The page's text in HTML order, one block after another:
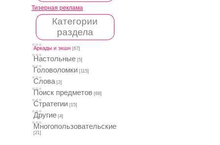
Тизерная реклама
Категории
раздела
Аркады и экшн [67]
Настольные [5]
Головоломки [115]
Слова [2]
Поиск предметов [68]
Стратегии [15]
Другие [4]
Многопользовательские
[21]